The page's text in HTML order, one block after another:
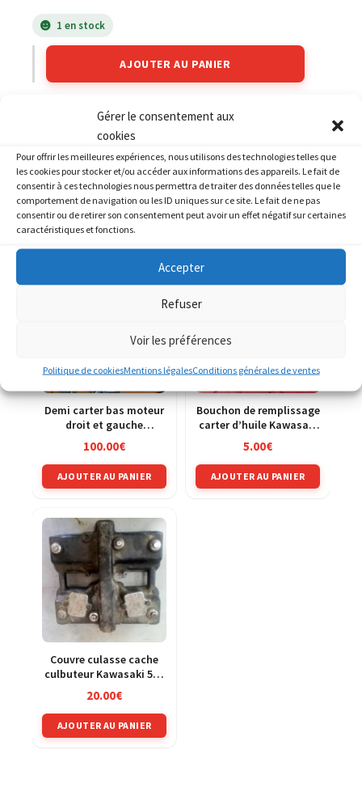
Gérer le consentement aux
cookies
Pour offrir les meilleures expériences, nous utilisons des technologies telles que
les cookies pour stocker et/ou accéder aux informations des appareils. Le fait de
consentir à ces technologies nous permettra de traiter des données telles que le
comportement de navigation ou les ID uniques sur ce site. Le fait de ne pas
consentir ou de retirer son consentement peut avoir un effet négatif sur certaines
caractéristiques et fonctions.
Accepter
Refuser
Voir les préférences
Politique de cookiesMentions légalesConditions générales de ventes
1 en stock
AJOUTER AU PANIER
KAWASAKI, KAWASAKI 1000 Tomcat ZX10
PRODUITS SIMILAIRES
Demi carter bas moteur
droit et gauche
Kawasaki 125 KMX 86-02
100.00€
AJOUTER AU PANIER
Bouchon de remplissage
carter d’huile Kawasaki
250 KXF 04-05
5.00€
AJOUTER AU PANIER
Couvre culasse cache
culbuteur Kawasaki 500
GPZ ex500d 94-03
20.00€
AJOUTER AU PANIER